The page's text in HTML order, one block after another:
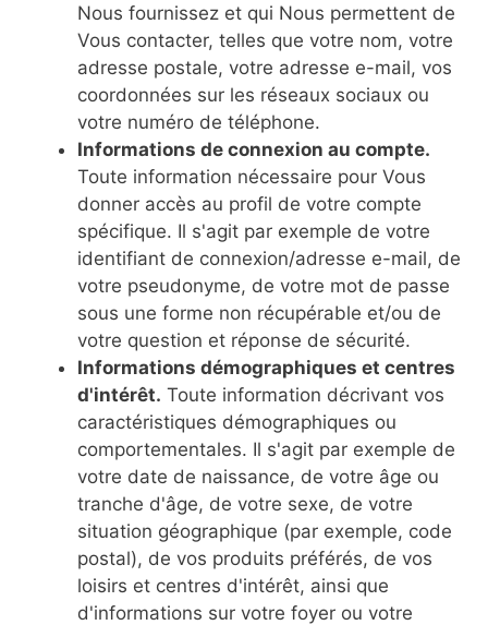
Nous fournissez et qui Nous permettent de
Vous contacter, telles que votre nom, votre
adresse postale, votre adresse e-mail, vos
coordonnées sur les réseaux sociaux ou
votre numéro de téléphone.
Informations de connexion au compte.
Toute information nécessaire pour Vous
donner accès au profil de votre compte
spécifique. Il s'agit par exemple de votre
identifiant de connexion/adresse e-mail, de
votre pseudonyme, de votre mot de passe
sous une forme non récupérable et/ou de
votre question et réponse de sécurité.
Informations démographiques et centres
d'intérêt. Toute information décrivant vos
caractéristiques démographiques ou
comportementales. Il s'agit par exemple de
votre date de naissance, de votre âge ou
tranche d'âge, de votre sexe, de votre
situation géographique (par exemple, code
postal), de vos produits préférés, de vos
loisirs et centres d'intérêt, ainsi que
d'informations sur votre foyer ou votre